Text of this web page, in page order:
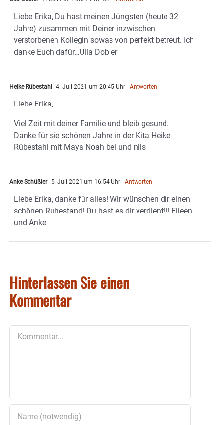
Liebe Erika, Du hast meinen Jüngsten (heute 32
Jahre) zusammen mit Deiner inzwischen
verstorbenen Kollegin sowas von perfekt betreut. Ich
danke Euch dafür…Ulla Dobler
Heike Rübestahl 4. Juli 2021 um 20:45 Uhr - Antworten
Liebe Erika,
Viel Zeit mit deiner Familie und bleib gesund.
Danke für sie schönen Jahre in der Kita Heike
Rübestahl mit Maya Noah bei und nils
Anke Schüßler 5. Juli 2021 um 16:54 Uhr - Antworten
Liebe Erika, danke für alles! Wir wünschen dir einen
schönen Ruhestand! Du hast es dir verdient!!! Eileen
und Anke
Hinterlassen Sie einen
Kommentar